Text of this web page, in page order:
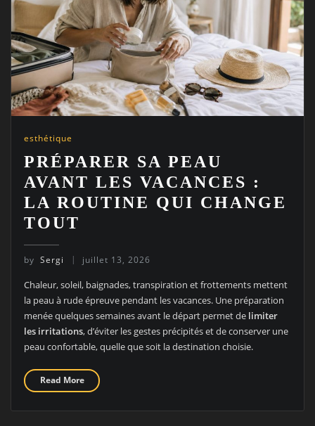
esthétique
PRÉPARER SA PEAU
AVANT LES VACANCES :
LA ROUTINE QUI CHANGE
TOUT
by Sergi juillet 13, 2026
Chaleur, soleil, baignades, transpiration et frottements mettent
la peau à rude épreuve pendant les vacances. Une préparation
menée quelques semaines avant le départ permet de limiter
les irritations, d’éviter les gestes précipités et de conserver une
peau confortable, quelle que soit la destination choisie.
Read More